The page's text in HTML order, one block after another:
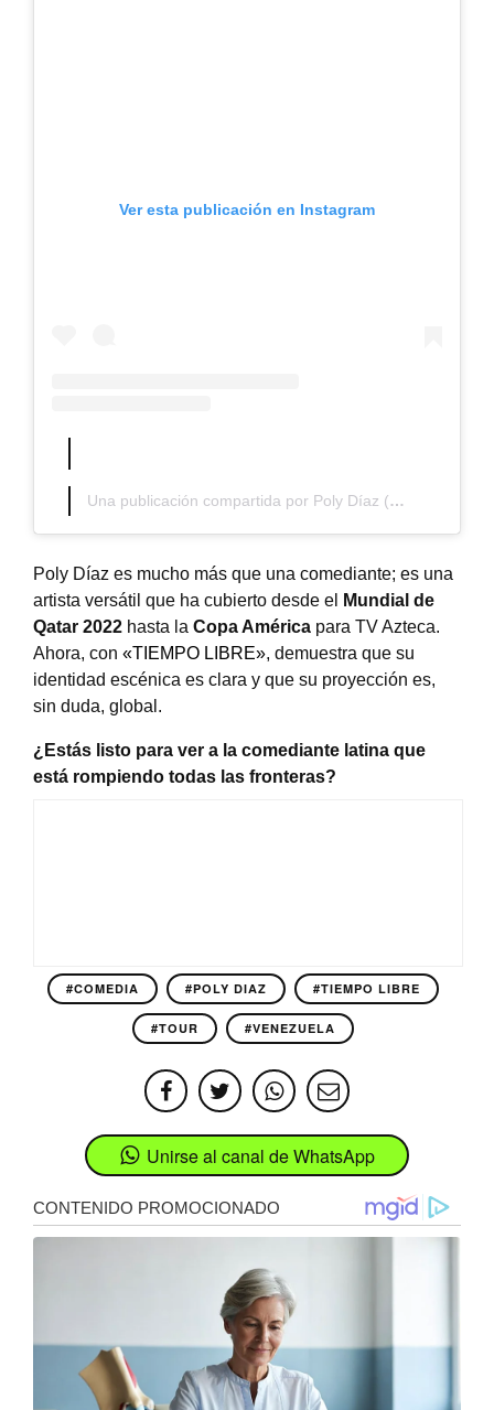
Ver esta publicación en Instagram
Una publicación compartida por Poly Díaz (@atentamentepoly)
Poly Díaz es mucho más que una comediante; es una
artista versátil que ha cubierto desde el
Mundial de
Qatar 2022 hasta la Copa América para TV Azteca.
Ahora, con «TIEMPO LIBRE», demuestra que su
identidad escénica es clara y que su proyección es,
sin duda, global .
¿Estás listo para ver a la comediante latina que
está rompiendo todas las fronteras?
#COMEDIA #POLY DIAZ #TIEMPO LIBRE
#TOUR #VENEZUELA
Unirse al canal de WhatsApp